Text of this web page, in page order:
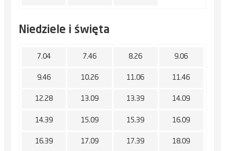
Niedziele i święta
7.04 7.46 8.26 9.06
9.46 10.26 11.06 11.46
12.28 13.09 13.39 14.09
14.39 15.09 15.39 16.09
16.39 17.09 17.39 18.09